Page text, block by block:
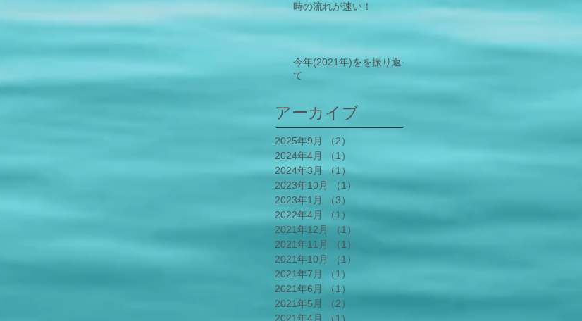
時の流れが速い！
今年(2021年)をを振り返っ
て
アーカイブ
2025年9月 （2）
2024年4月
（1）
2024年3月
（1）
2023年10月
（1）
2023年1月
（3）
2022年4月
（1）
2021年12月
（1）
2021年11月
（1）
2021年10月
（1）
2021年7月
（1）
2021年6月
（1）
2021年5月
（2）
2021年4月
（1）